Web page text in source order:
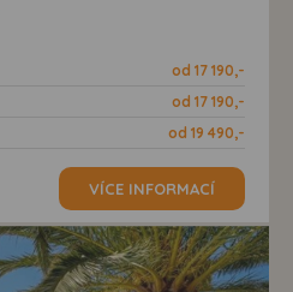
od 17 190,-
od 17 190,-
od 19 490,-
VÍCE INFORMACÍ